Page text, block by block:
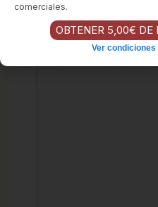
comerciales.
OBTENER 5,00€ DE
Ver